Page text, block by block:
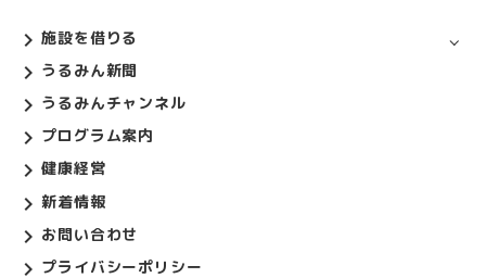
施設を借りる
うるみん新聞
うるみんチャンネル
プログラム案内
健康経営
新着情報
お問い合わせ
プライバシーポリシー